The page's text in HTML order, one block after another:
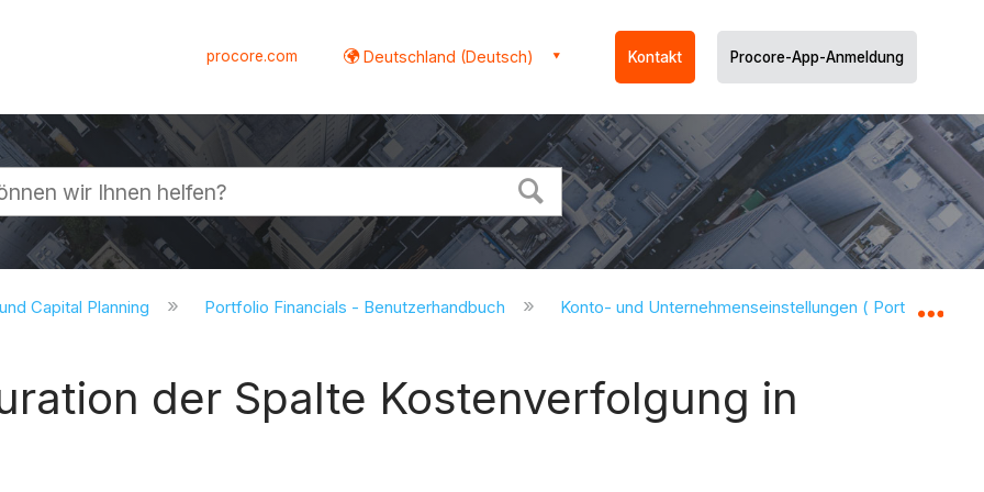
procore.com Deutschland (Deutsch) Kontakt Procore-App-Anmeldung
Capital Planning Portfolio Financials - Benutzerhandbuch Konto- und Unternehmenseinstellungen ( Portfolio
der Spalte Kostenverfolgung in